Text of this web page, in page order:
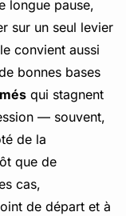
longue pause,
sur un seul levier
convient aussi
bonnes bases
qui stagnent
— souvent,
de la
que de
cas,
de départ et à